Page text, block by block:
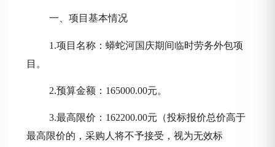
一、项目基本情况
1.项目名称：蟒蛇河国庆期间临时劳务外包项
目 。
2.预算金额： 165000.00元。
3.最高限价：162200.00元 （投标报价总价高于
最高限价的，采购人将不予接受，视为无效标